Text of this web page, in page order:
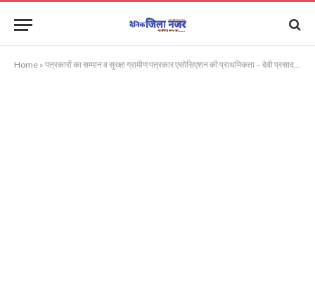
Home » पत्रकारों का सम्मान व सुरक्षा ग्रामीण पत्रकार एसोसिएशन की प्राथमिकता – देवी प्रसाद गुप्ता